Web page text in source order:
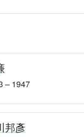
– 1947
邦彥